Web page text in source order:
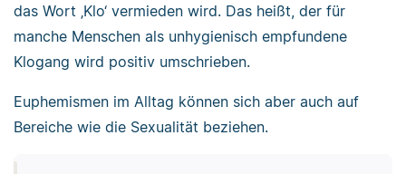
das Wort ‚Klo‘ vermieden wird. Das heißt, der für
manche Menschen als unhygienisch empfundene
Klogang wird positiv umschrieben.
Euphemismen im Alltag können sich aber auch auf
Bereiche wie die Sexualität beziehen.